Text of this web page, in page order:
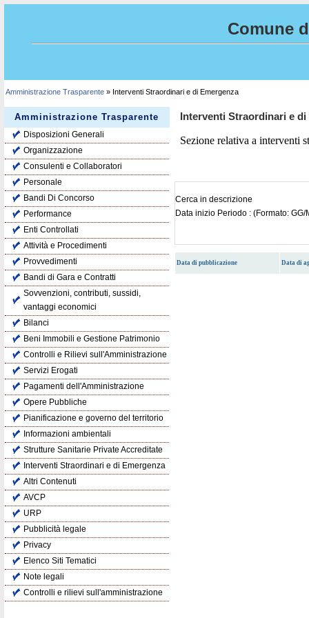
Comune
Amministrazione Trasparente » Interventi Straordinari e di Emergenza
Interventi Straordinari e di
Sezione relativa a interventi
Cerca in descrizione
Data inizio Periodo : (Formato: GG/
Data di pubblicazione Data di
Amministrazione Trasparente
Disposizioni Generali
Organizzazione
Consulenti e Collaboratori
Personale
Bandi Di Concorso
Performance
Enti Controllati
Attività e Procedimenti
Provvedimenti
Bandi di Gara e Contratti
Sovvenzioni, contributi, sussidi,
vantaggi economici
Bilanci
Beni Immobili e Gestione Patrimonio
Controlli e Rilievi sull'Amministrazione
Servizi Erogati
Pagamenti dell'Amministrazione
Opere Pubbliche
Pianificazione e governo del territorio
Informazioni ambientali
Strutture Sanitarie Private Accreditate
Interventi Straordinari e di Emergenza
Altri Contenuti
AVCP
URP
Pubblicità legale
Privacy
Elenco Siti Tematici
Note legali
Controlli e rilievi sull'amministrazione